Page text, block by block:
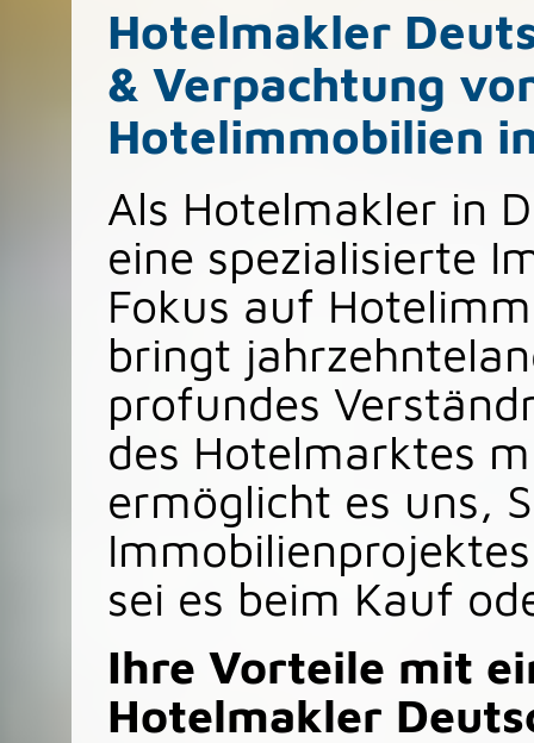
Hotelmakler
& Verpachtung
Hotelimmobilien
Als Hotelmakler in
eine spezialisierte
Fokus auf
bringt
profundes
des Hotelmarktes
ermöglicht es uns,
sei es beim Kauf
Ihre Vorteile mit
Hotelmakler